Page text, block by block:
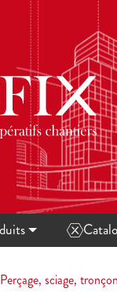
Perçage, sciage,